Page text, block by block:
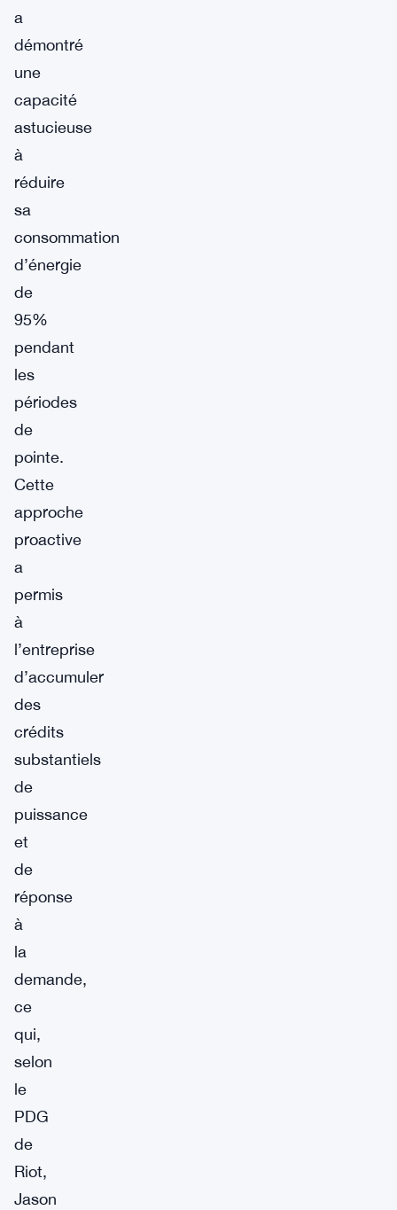
a
démontré
une
capacité
astucieuse
à
réduire
sa
consommation
d’énergie
de
95%
pendant
les
périodes
de
pointe.
Cette
approche
proactive
a
permis
à
l’entreprise
d’accumuler
des
crédits
substantiels
de
puissance
et
de
réponse
à
la
demande,
ce
qui,
selon
le
PDG
de
Riot,
Jason